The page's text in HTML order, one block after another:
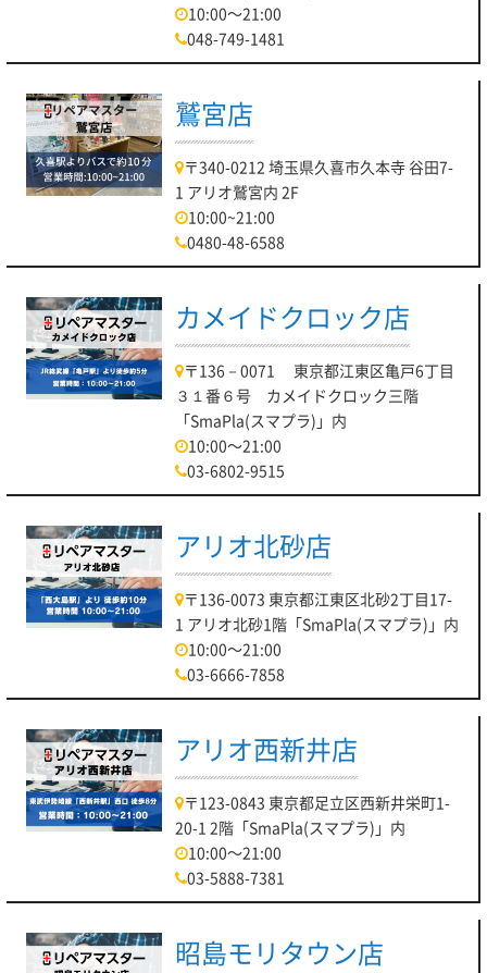
10:00～21:00
048-749-1481
鷲宮店
〒340-0212 埼玉県久喜市久本寺 谷田7-
1 アリオ鷲宮内 2F
10:00~21:00
0480-48-6588
カメイドクロック店
〒136－0071 東京都江東区亀戸6丁目
３１番６号 カメイドクロック三階
「SmaPla(スマプラ)」内
10:00～21:00
03-6802-9515
アリオ北砂店
〒136-0073 東京都江東区北砂2丁目17-
1 アリオ北砂1階「SmaPla(スマプラ)」内
10:00～21:00
03-6666-7858
アリオ西新井店
〒123-0843 東京都足立区西新井栄町1-
20-1 2階「SmaPla(スマプラ)」内
10:00～21:00
03-5888-7381
昭島モリタウン店